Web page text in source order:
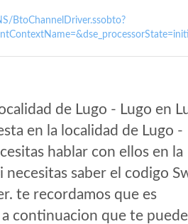
BtoChannelDriver.ssobto?
de Lugo - Lugo en
en la localidad de Lugo -
hablar con ellos en la
saber el codigo
te recordamos que es
continuacion que te